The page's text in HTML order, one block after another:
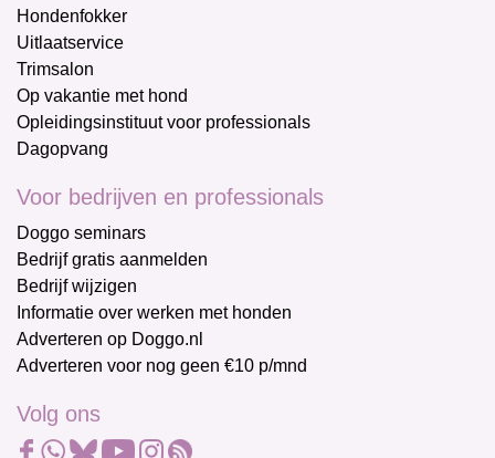
Hondenfokker
Uitlaatservice
Trimsalon
Op vakantie met hond
Opleidingsinstituut voor professionals
Dagopvang
Voor bedrijven en professionals
Doggo seminars
Bedrijf gratis aanmelden
Bedrijf wijzigen
Informatie over werken met honden
Adverteren op Doggo.nl
Adverteren voor nog geen €10 p/mnd
Volg ons